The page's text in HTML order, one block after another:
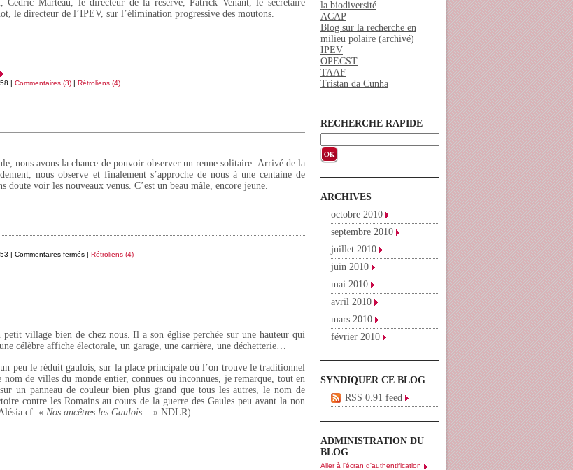
Marteau, le directeur de la réserve, Patrick Venant, le secrétaire
le directeur de l’IPEV, sur l’élimination progressive des moutons.
| Commentaires (3) | Rétroliens (4)
nous avons la chance de pouvoir observer un renne solitaire. Arrivé de la
nous observe et finalement s’approche de nous à une centaine de
doute voir les nouveaux venus. C’est un beau mâle, encore jeune.
| Commentaires fermés | Rétroliens (4)
petit village bien de chez nous. Il a son église perchée sur une hauteur qui
célèbre affiche électorale, un garage, une carrière, une déchetterie…
peu le réduit gaulois, sur la place principale où l’on trouve le traditionnel
nom de villes du monde entier, connues ou inconnues, je remarque, tout en
un panneau de couleur bien plus grand que tous les autres, le nom de
contre les Romains au cours de la guerre des Gaules peu avant la non
cf. « Nos ancêtres les Gaulois… » NDLR).
la biodiversité
ACAP
Blog sur la recherche en
milieu polaire (archivé)
IPEV
OPECST
TAAF
Tristan da Cunha
RECHERCHE RAPIDE
ARCHIVES
octobre 2010
septembre 2010
juillet 2010
juin 2010
mai 2010
avril 2010
mars 2010
février 2010
SYNDIQUER CE BLOG
RSS 0.91 feed
ADMINISTRATION DU
BLOG
Aller à l'écran d'authentification